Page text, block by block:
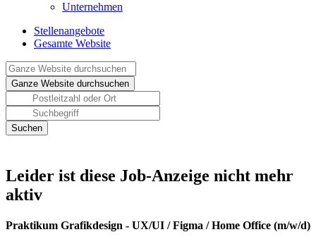
Unternehmen
Stellenangebote
Gesamte Website
Leider ist diese Job-Anzeige nicht mehr
aktiv
Praktikum Grafikdesign - UX/UI / Figma / Home Office (m/w/d)